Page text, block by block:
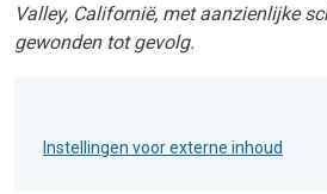
Valley, Californië, met aanzienlijke
gewonden tot gevolg.
Instellingen voor externe inhoud